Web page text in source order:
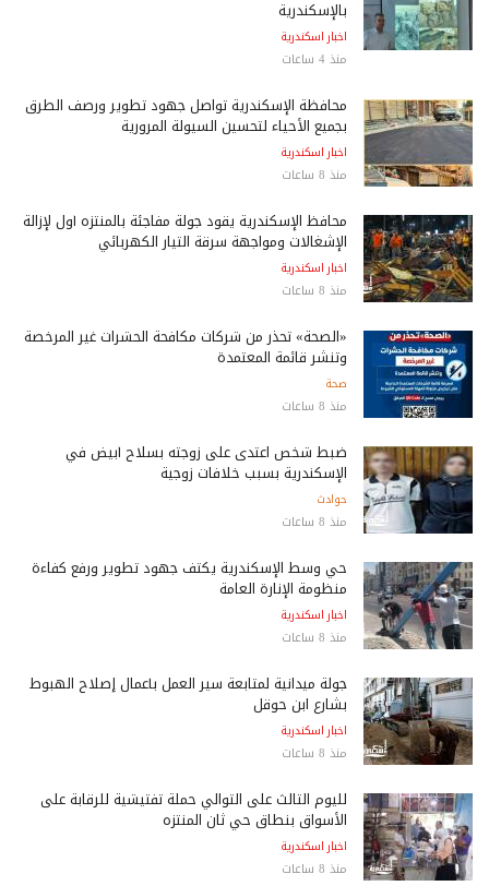
بالإسكندرية
اخبار اسكندرية
منذ 4 ساعات
محافظة الإسكندرية تواصل جهود تطوير ورصف الطرق
بجميع الأحياء لتحسين السيولة المرورية
اخبار اسكندرية
منذ 8 ساعات
محافظ الإسكندرية يقود جولة مفاجئة بالمنتزه أول لإزالة
الإشغالات ومواجهة سرقة التيار الكهربائي
اخبار اسكندرية
منذ 8 ساعات
«الصحة» تحذر من شركات مكافحة الحشرات غير المرخصة
وتنشر قائمة المعتمدة
صحة
منذ 8 ساعات
ضبط شخص اعتدى على زوجته بسلاح أبيض في
الإسكندرية بسبب خلافات زوجية
حوادث
منذ 8 ساعات
حي وسط الإسكندرية يكثف جهود تطوير ورفع كفاءة
منظومة الإنارة العامة
اخبار اسكندرية
منذ 8 ساعات
جولة ميدانية لمتابعة سير العمل بأعمال إصلاح الهبوط
بشارع ابن حوقل
اخبار اسكندرية
منذ 8 ساعات
لليوم الثالث على التوالي حملة تفتيشية للرقابة على
الأسواق بنطاق حي ثان المنتزه
اخبار اسكندرية
منذ 8 ساعات